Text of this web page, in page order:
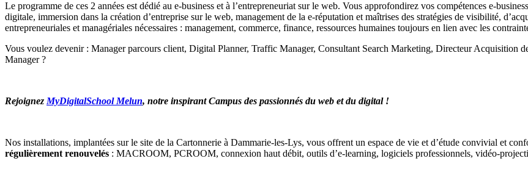
Le programme de ces 2 années est dédié au e-business et à l’entrepreneuriat sur le web. Vous approfondirez vos compétences e-
digitale, immersion dans la création d’entreprise sur le web, management de la e-réputation et maîtrises des stratégies de visibilité,
entrepreneuriales et managériales nécessaires : management, commerce, finance, ressources humaines toujours en lien avec les
Vous voulez devenir : Manager parcours client, Digital Planner, Traffic Manager, Consultant Search Marketing, Directeur
Manager ?
RejoignezMyDigitalSchool Melun, notre inspirant Campus des passionnés du web et du digital !
Nos installations, implantées sur le site de la Cartonnerie à Dammarie-les-Lys, vous offrent un espace de vie et d’étude convivial et
régulièrement renouvelés : MACROOM, PCROOM, connexion haut débit, outils d’e-learning, logiciels professionnels, vidéo-